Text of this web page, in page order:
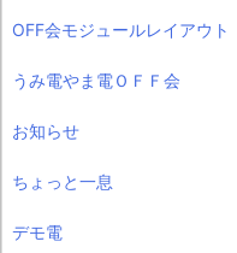
OFF会モジュールレイアウト
うみ電やま電ＯＦＦ会
お知らせ
ちょっと一息
デモ電